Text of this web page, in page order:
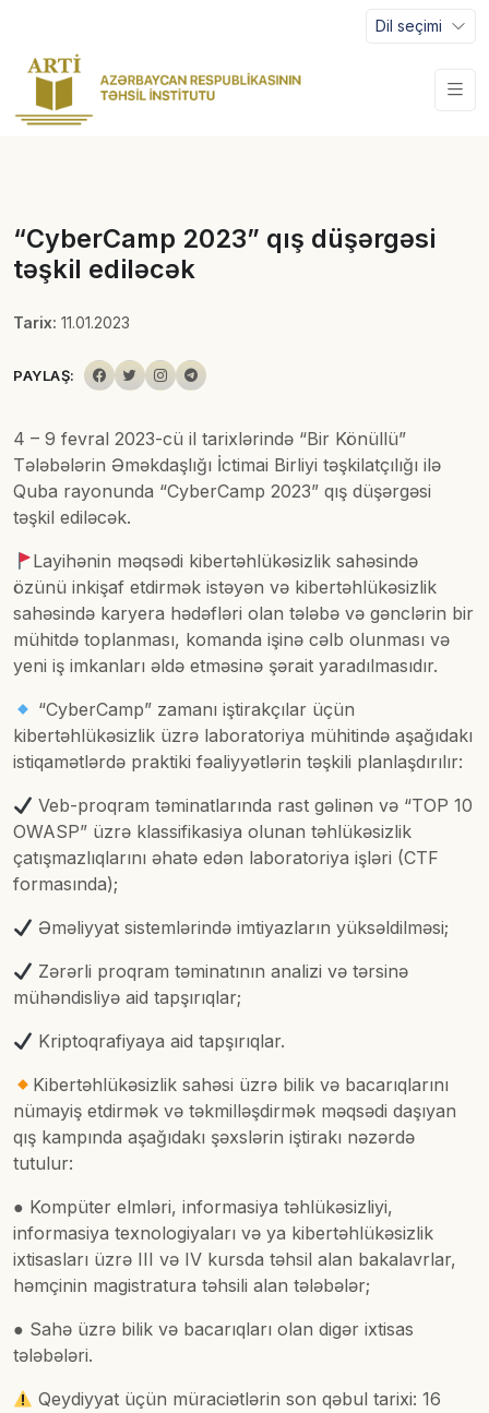
Dil seçimi
“CyberCamp 2023” qış düşərgəsi
təşkil ediləcək
Tarix: 11.01.2023
PAYLAŞ:
4 – 9 fevral 2023-cü il tarixlərində “Bir Könüllü”
Tələbələrin Əməkdaşlığı İctimai Birliyi təşkilatçılığı ilə
Quba rayonunda “CyberCamp 2023” qış düşərgəsi
təşkil ediləcək.
Layihənin məqsədi kibertəhlükəsizlik sahəsində
özünü inkişaf etdirmək istəyən və kibertəhlükəsizlik
sahəsində karyera hədəfləri olan tələbə və gənclərin bir
mühitdə toplanması, komanda işinə cəlb olunması və
yeni iş imkanları əldə etməsinə şərait yaradılmasıdır.
“CyberCamp” zamanı iştirakçılar üçün
kibertəhlükəsizlik üzrə laboratoriya mühitində aşağıdakı
istiqamətlərdə praktiki fəaliyyətlərin təşkili planlaşdırılır:
Veb-proqram təminatlarında rast gəlinən və “TOP 10
OWASP” üzrə klassifikasiya olunan təhlükəsizlik
çatışmazlıqlarını əhatə edən laboratoriya işləri (CTF
formasında);
Əməliyyat sistemlərində imtiyazların yüksəldilməsi;
Zərərli proqram təminatının analizi və tərsinə
mühəndisliyə aid tapşırıqlar;
Kriptoqrafiyaya aid tapşırıqlar.
Kibertəhlükəsizlik sahəsi üzrə bilik və bacarıqlarını
nümayiş etdirmək və təkmilləşdirmək məqsədi daşıyan
qış kampında aşağıdakı şəxslərin iştirakı nəzərdə
tutulur:
● Kompüter elmləri, informasiya təhlükəsizliyi,
informasiya texnologiyaları və ya kibertəhlükəsizlik
ixtisasları üzrə III və IV kursda təhsil alan bakalavrlar,
həmçinin magistratura təhsili alan tələbələr;
● Sahə üzrə bilik və bacarıqları olan digər ixtisas
tələbələri.
Qeydiyyat üçün müraciətlərin son qəbul tarixi: 16